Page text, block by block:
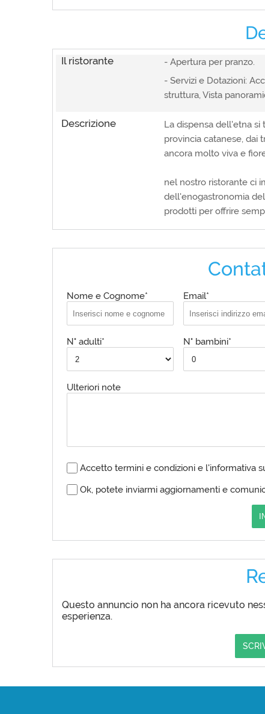
Ideale per
Cene romantiche,
In centro, In montagna
Accessibilità
Accesso per disabili,
Aria condizionata, Wifi
Il ristorante
- Apertura per pranzo.
- Servizi e Dotazioni:
struttura, Vista
Descrizione
La dispensa dell'etna si
provincia catanese, dai
ancora molto viva e
nel nostro ristorante ci
dell'enogastronomia
prodotti per offrire
Nome e Cognome* Email*
N° adulti* N° bambini*
Ulteriori note
Accetto termini e condizioni e l'informativa
Ok, potete inviarmi aggiornamenti e
Questo annuncio non ha ancora ricevuto
esperienza.